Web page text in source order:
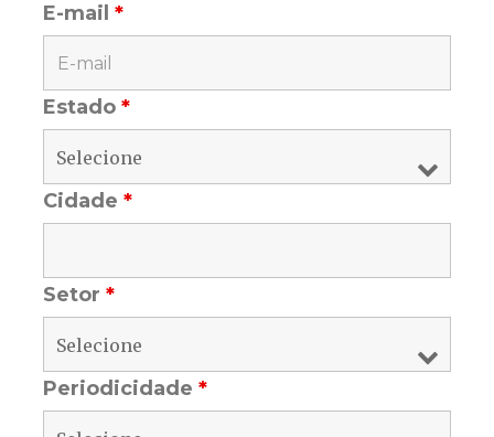
E-mail*
Estado*
Cidade*
Setor*
Periodicidade*